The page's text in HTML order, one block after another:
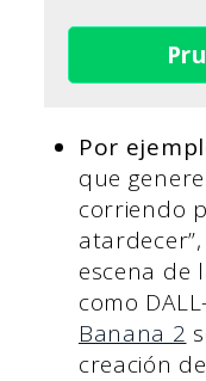
Por
que
corriendo
escena de
como
Banana 2
creación